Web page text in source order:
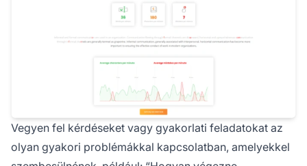
Vegyen fel kérdéseket vagy gyakorlati feladatokat az
olyan gyakori problémákkal kapcsolatban, amelyekkel